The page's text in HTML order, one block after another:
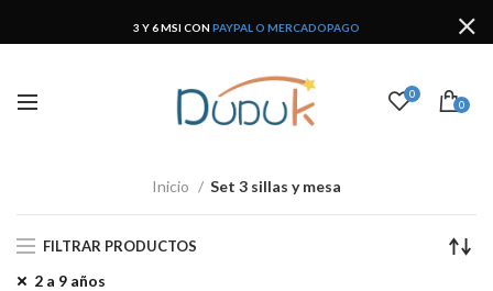
3 Y 6 MSI CON PAYPAL O MERCADOPAGO
0
0
Inicio Set 3 sillas y mesa
FILTRAR PRODUCTOS
2 a 9 años